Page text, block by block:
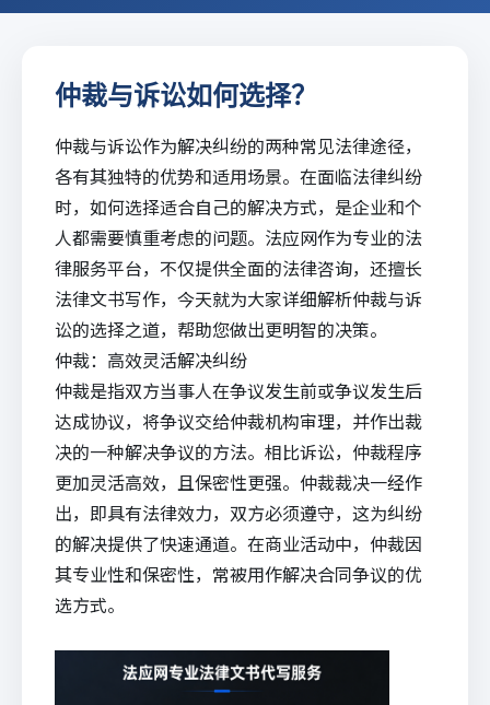
仲裁与诉讼如何选择？
仲裁与诉讼作为解决纠纷的两种常见法律途径，
各有其独特的优势和适用场景。在面临法律纠纷
时，如何选择适合自己的解决方式，是企业和个
人都需要慎重考虑的问题。 法应网作为专业的法
律服务平台，不仅提供全面的法律咨询，还擅长
法律文书写作，今天就为大家详细解析仲裁与诉
讼的选择之道，帮助您做出更明智的决策。
仲裁：高效灵活解决纠纷
仲裁是指双方当事人在争议发生前或争议发生后
达成协议，将争议交给仲裁机构审理，并作出裁
决的一种解决争议的方法。相比诉讼，仲裁程序
更加灵活高效，且保密性更强。仲裁裁决一经作
出，即具有法律效力，双方必须遵守，这为纠纷
的解决提供了快速通道。在商业活动中，仲裁因
其专业性和保密性，常被用作解决合同争议的优
选方式。